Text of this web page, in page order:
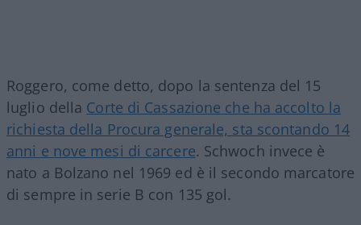
Roggero, come detto, dopo la sentenza del 15
luglio della Corte di Cassazione che ha accolto la
richiesta della Procura generale, sta scontando 14
anni e nove mesi di carcere. Schwoch invece è
nato a Bolzano nel 1969 ed è il secondo marcatore
di sempre in serie B con 135 gol.